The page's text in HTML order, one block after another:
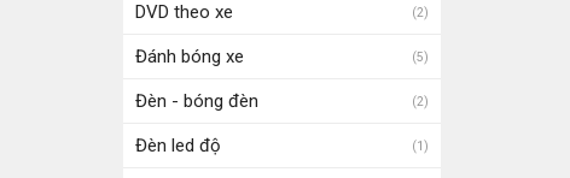
DVD theo xe (2)
Đánh bóng xe (5)
Đèn - bóng đèn (2)
Đèn led độ (1)